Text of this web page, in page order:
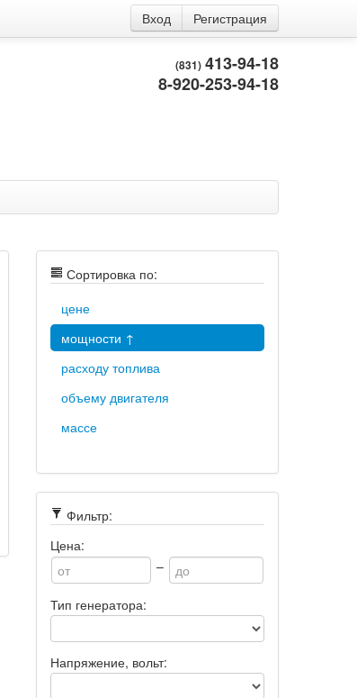
Вход Регистрация
(831) 413-94-18
8-920-253-94-18
Сортировка по:
цене
мощности ↑
расходу топлива
объему двигателя
массе
Фильтр:
Цена:
–
Тип генератора:
Напряжение, вольт: